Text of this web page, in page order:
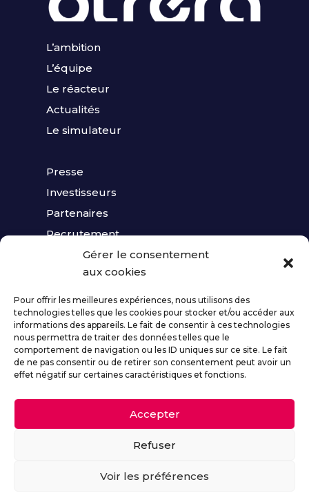
Gérer le consentement
aux cookies
Pour offrir les meilleures expériences, nous utilisons des
technologies telles que les cookies pour stocker et/ou accéder aux
informations des appareils. Le fait de consentir à ces technologies
nous permettra de traiter des données telles que le
comportement de navigation ou les ID uniques sur ce site. Le fait
de ne pas consentir ou de retirer son consentement peut avoir un
effet négatif sur certaines caractéristiques et fonctions.
Accepter
Refuser
Voir les préférences
L’ambition
L’équipe
Le réacteur
Actualités
Le simulateur
Presse
Investisseurs
Partenaires
Recrutement
Mentions légales
Politiques de cookies